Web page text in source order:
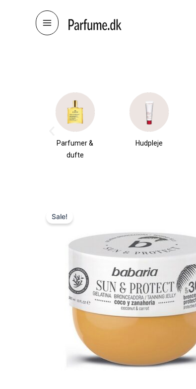
Parfumer &
dufte
Hudpleje
Sale!